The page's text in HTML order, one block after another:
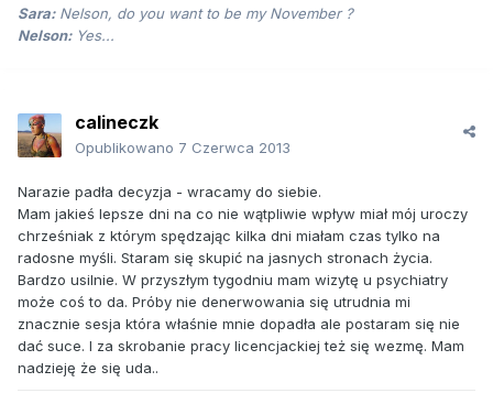
Sara:Nelson, do you want to be my November ?
Nelson:Yes...
calineczk
Opublikowano 7 Czerwca 2013
Narazie padła decyzja - wracamy do siebie.
Mam jakieś lepsze dni na co nie wątpliwie wpływ miał mój uroczy
chrześniak z którym spędzając kilka dni miałam czas tylko na
radosne myśli. Staram się skupić na jasnych stronach życia.
Bardzo usilnie. W przyszłym tygodniu mam wizytę u psychiatry
może coś to da. Próby nie denerwowania się utrudnia mi
znacznie sesja która właśnie mnie dopadła ale postaram się nie
dać suce. I za skrobanie pracy licencjackiej też się wezmę. Mam
nadzieję że się uda..